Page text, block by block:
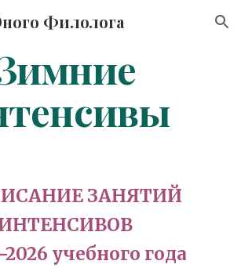
Skip to navigation
Филолога
ЗАНЯТИЙ
2026 учебного года